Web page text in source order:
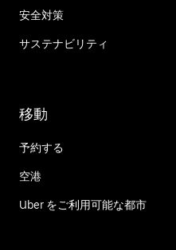
安全対策
サステナビリティ
移動
予約する
空港
Uber をご利用可能な都市